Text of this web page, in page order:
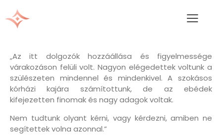
„Az itt dolgozók hozzáállása és figyelmessége
várakozáson felüli volt. Nagyon elégedettek voltunk a
szülészeten mindennel és mindenkivel. A szokásos
kórházi kajára számítottunk, de az ebédek
kifejezetten finomak és nagy adagok voltak.
Nem tudtunk olyant kérni, vagy kérdezni, amiben ne
segítettek volna azonnal.”